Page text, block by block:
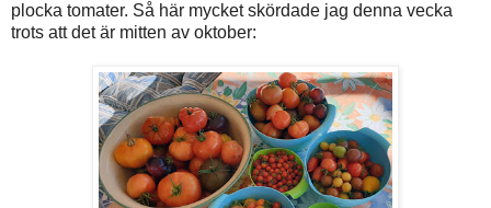
plocka tomater. Så här mycket skördade jag denna vecka
trots att det är mitten av oktober: